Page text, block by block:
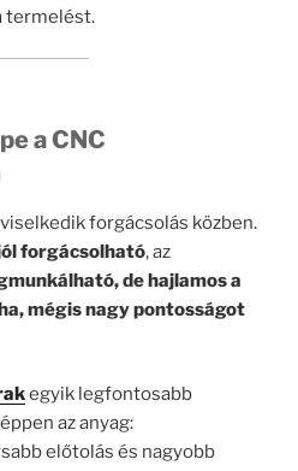
termelést.
a CNC
forgácsolás közben.
forgácsolható, az
de hajlamos a
mégis nagy pontosságot
egyik legfontosabb
az anyag:
előtolás és nagyobb